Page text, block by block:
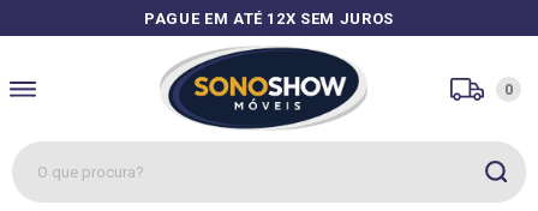
PAGUE EM ATÉ 12X SEM JUROS
0
O que procura?